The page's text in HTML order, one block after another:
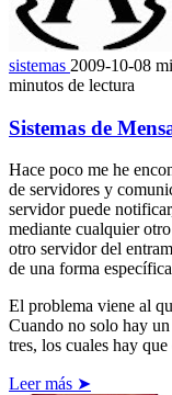
sistemas 2009-10-08
minutos de lectura
Sistemas de
Hace poco me he
de servidores y
servidor puede
mediante cualquier
otro servidor del
de una forma
El problema viene al
Cuando no solo hay
tres, los cuales hay
Leer más ➤